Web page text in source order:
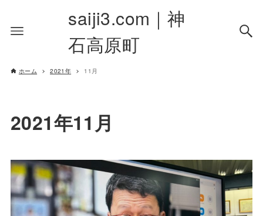
saiji3.com｜神
石高原町
ホーム 2021年 11月
2021年11月